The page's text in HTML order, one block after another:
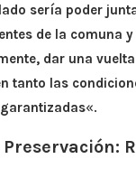
sería poder
de la comuna
dar una
tanto las
«.